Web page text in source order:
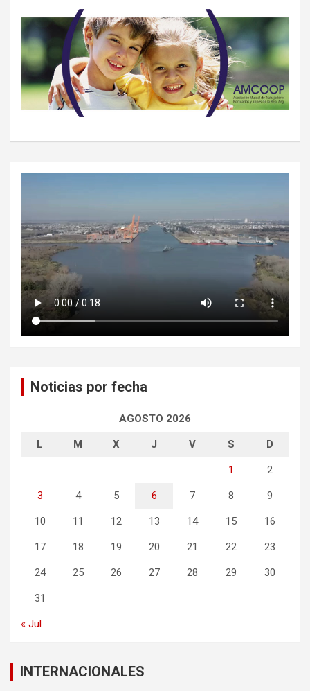
Noticias por fecha
AGOSTO 2026
L M X J V S D
1 2
3 4 5 6 7 8 9
10 11 12 13 14 15 16
17 18 19 20 21 22 23
24 25 26 27 28 29 30
31
« Jul
INTERNACIONALES